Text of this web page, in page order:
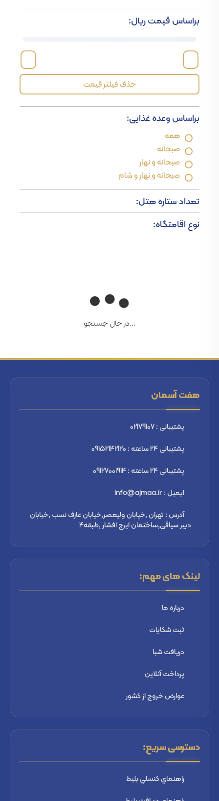
براساس قیمت ریال:
—
—
حذف فیلتر قیمت
براساس وعده غذایی:
همه
صبحانه
صبحانه و نهار
صبحانه و نهار و شام
تعداد ستاره هتل:
نوع اقامتگاه:
...در حال جستجو
هفت آسمان
پشتیبانی : 02179107
پشتیبانی 24 ساعته : 09152142120
پشتیبانی 24 ساعته : 09127001914
ایمیل : info@ajmaa.ir
آدرس : تهران ,خیابان ولیعصر,خیابان عارف نسب ,خیابان
دبیر سیاقی,ساختمان ایرج افشار ,طبقه4
لینک های مهم:
درباره ما
ثبت شكايات
دریافت شبا
پرداخت آنلاین
عوارض خروج از کشور
دسترسی سریع:
راهنماي كنسلي بليط